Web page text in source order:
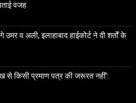
वजह
व अली, इलाहाबाद हाईकोर्ट ने दी शर्तों के
से किसी प्रमाण पत्र की जरूरत नहीं’: